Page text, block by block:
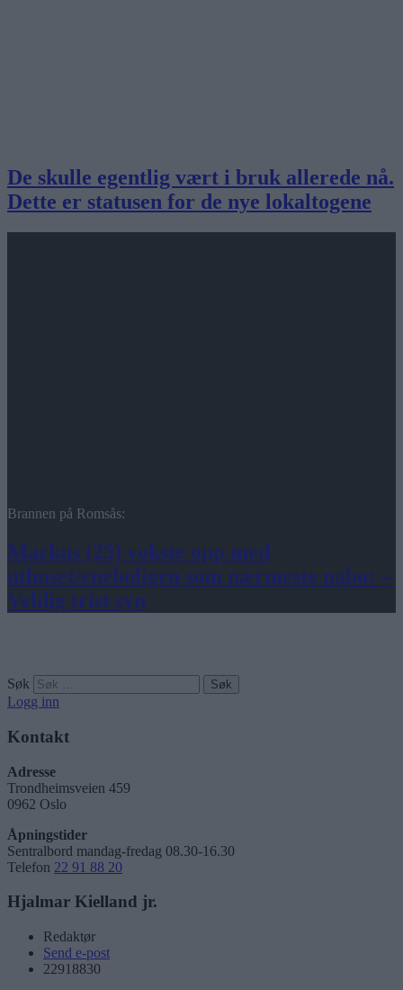
De skulle egentlig vært i bruk allerede nå.
Dette er statusen for de nye lokaltogene
Brannen på Romsås:
Markus (25) vokste opp med
uthuset/eneboligen som nærmeste nabo: –
Veldig trist syn
Søk
Logg inn
Kontakt
Adresse
Trondheimsveien 459
0962 Oslo
Åpningstider
Sentralbord mandag-fredag 08.30-16.30
Telefon 22 91 88 20
Hjalmar Kielland jr.
Redaktør
Send e-post
22918830